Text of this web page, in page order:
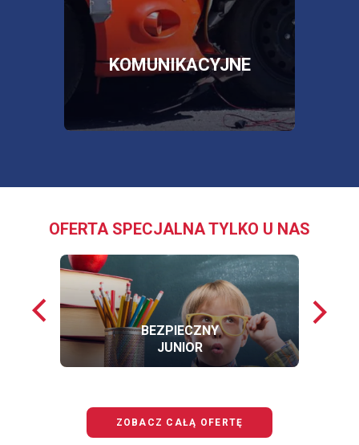
KOMUNIKACYJNE
SKLEP
OTWORZY
SIĘ
W
NOWEJ
KARCIE
OFERTA SPECJALNA TYLKO U NAS
Poprzednie
loga
BEZPIECZNY
JUNIOR
loga
ZOBACZ CAŁĄ OFERTĘ